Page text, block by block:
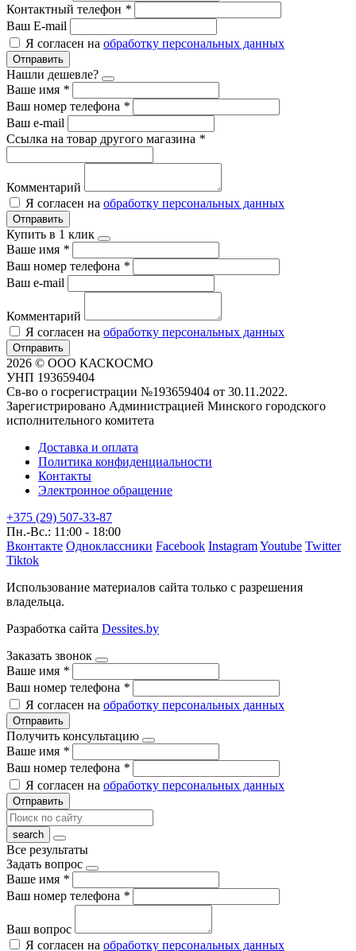
Контактный телефон *
Ваш E-mail
Я согласен на обработку персональных данных
Отправить
Нашли дешевле?
Ваше имя *
Ваш номер телефона *
Ваш e-mail
Ссылка на товар другого магазина *
Комментарий
Я согласен на обработку персональных данных
Отправить
Купить в 1 клик
Ваше имя *
Ваш номер телефона *
Ваш e-mail
Комментарий
Я согласен на обработку персональных данных
Отправить
2026 © ООО КАСКОСМО
УНП 193659404
Св-во о госрегистрации №193659404 от 30.11.2022.
Зарегистрировано Администрацией Минского городского
исполнительного комитета
Доставка и оплата
Политика конфиденциальности
Контакты
Электронное обращение
+375 (29) 507-33-87
Пн.-Вс.: 11:00 - 18:00
Вконтакте Одноклассники Facebook InstagramYoutube Twitter
Tiktok
Использование материалов сайта только с разрешения
владельца.
Разработка сайта Dessites.by
Заказать звонок
Ваше имя *
Ваш номер телефона *
Я согласен на обработку персональных данных
Отправить
Получить консультацию
Ваше имя *
Ваш номер телефона *
Я согласен на обработку персональных данных
Отправить
Все результаты
Задать вопрос
Ваше имя *
Ваш номер телефона *
Ваш вопрос
Я согласен на обработку персональных данных